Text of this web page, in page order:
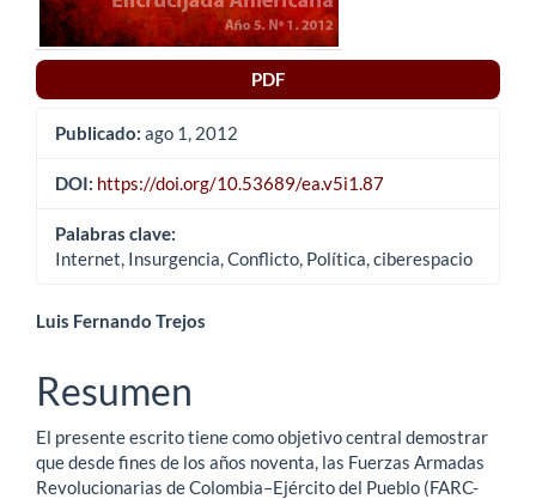
PDF
Publicado: ago 1, 2012
DOI: https://doi.org/10.53689/ea.v5i1.87
Palabras clave:
Internet, Insurgencia, Conflicto, Política, ciberespacio
Contenido
principal
del
artículo
Luis Fernando Trejos
Resumen
El presente escrito tiene como objetivo central demostrar
que desde fines de los años noventa, las Fuerzas Armadas
Revolucionarias de Colombia–Ejército del Pueblo (FARC-